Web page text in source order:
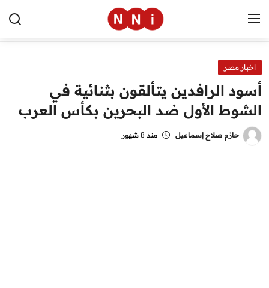
الرئيسية
اخبار مصر
العالم
اخبار مصر
أسود الرافدين يتألقون بثنائية في
الشوط الأول ضد البحرين بكأس العرب
حازم صلاح إسماعيل منذ 8 شهور